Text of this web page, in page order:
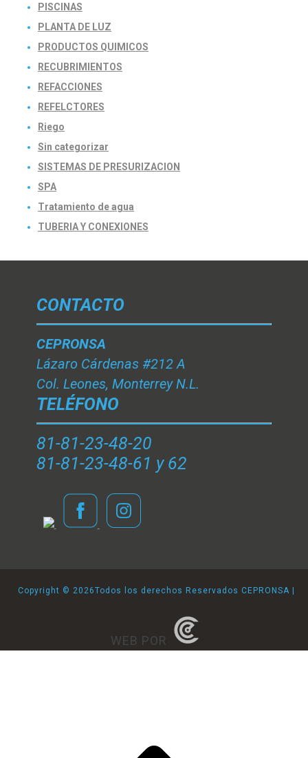
PISCINAS
PLANTA DE LUZ
PRODUCTOS QUIMICOS
RECUBRIMIENTOS
REFACCIONES
REFELCTORES
Riego
Sin categorizar
SISTEMAS DE PRESURIZACION
SPA
Tratamiento de agua
TUBERIA Y CONEXIONES
CONTACTO
CEPRONSA
Lázaro Cárdenas #212 A
Col. Leones, Monterrey N.L.
TELÉFONO
81-81-23-48-20
81-81-23-48-61 y 62
Copyright © 2026Todos los derechos Reservados CEPRONSA |
WEB POR